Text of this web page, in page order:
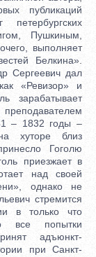
публикаций
Пушкиным,
выполняет
Белкина».
Сергеевич дал
«Ревизор» и
зарабатывает
– 1832 годы –
хуторе близ
Гоголю
приезжает в
над своей
однако не
стремится
в только что
все попытки
адъюнкт-
при Санкт-